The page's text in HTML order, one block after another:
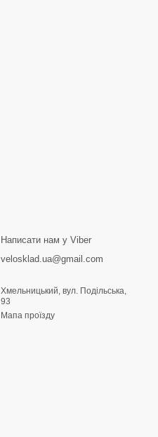
Написати нам у Viber
velosklad.ua@gmail.com
Хмельницький, вул. Подільська,
93
Мапа проїзду